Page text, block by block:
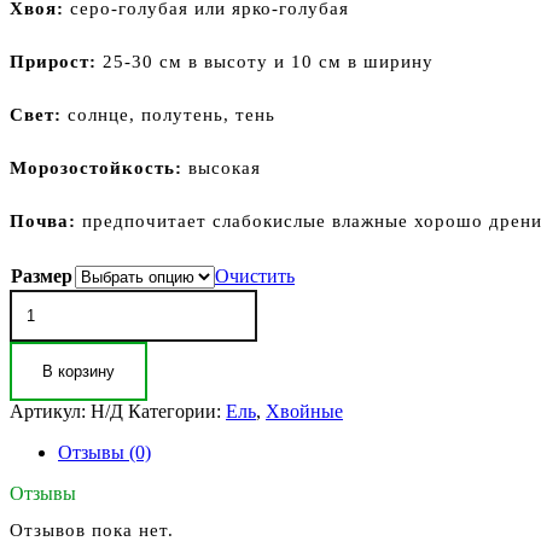
Хвоя: серо-голубая или ярко-голубая
Прирост: 25-30 см в высоту и 10 см в ширину
Свет: солнце, полутень, тень
Морозостойкость: высокая
Почва: предпочитает слабокислые влажные хорошо
Размер
Очистить
Количество
товара
Ель
колючая
Фастигиата
pungens
Fastigiate)
В корзину
Артикул: Н/Д Категории: Ель, Хвойные
Отзывы (0)
Отзывы
Отзывов пока нет.